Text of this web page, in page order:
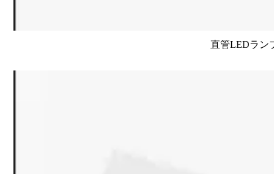
直管LEDラン